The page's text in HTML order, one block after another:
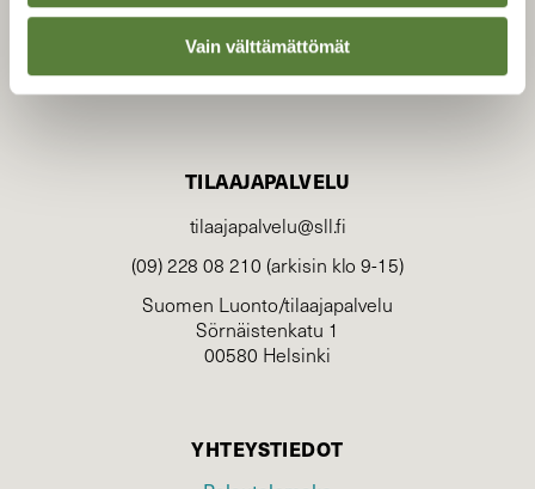
Vain välttämättömät
TILAAJAPALVELU
tilaajapalvelu@sll.fi
(09) 228 08 210 (arkisin klo 9-15)
Suomen Luonto/tilaajapalvelu
Sörnäistenkatu 1
00580 Helsinki
YHTEYSTIEDOT